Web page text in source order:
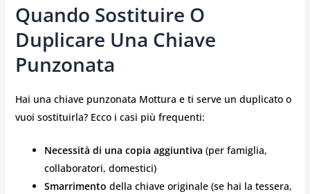
Quando Sostituire O
Duplicare Una Chiave
Punzonata
Hai una chiave punzonata Mottura e ti serve un duplicato o
vuoi sostituirla? Ecco i casi più frequenti:
Necessità di una copia aggiuntiva (per famiglia,
collaboratori, domestici)
Smarrimento della chiave originale (se hai la tessera,